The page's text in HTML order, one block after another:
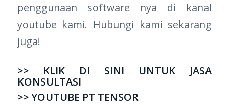
penggunaan software nya di kanal
youtube kami. Hubungi kami sekarang
juga!
>> KLIK DI SINI UNTUK JASA
KONSULTASI
>> YOUTUBE PT TENSOR